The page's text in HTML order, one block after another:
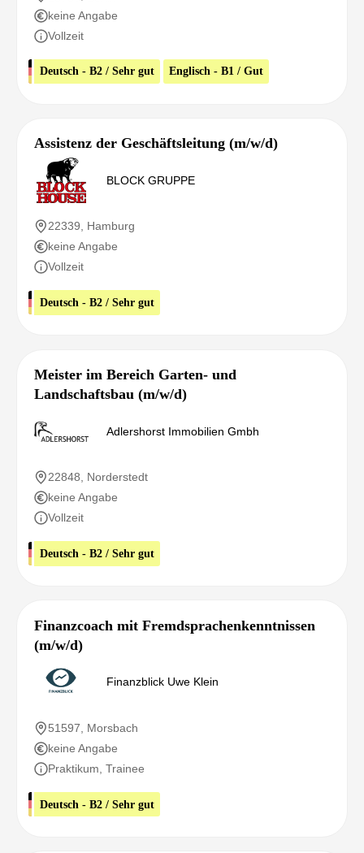
keine Angabe
Vollzeit
Deutsch - B2 / Sehr gut Englisch - B1 / Gut
Assistenz der Geschäftsleitung (m/w/d)
BLOCK GRUPPE
22339, Hamburg
keine Angabe
Vollzeit
Deutsch - B2 / Sehr gut
Meister im Bereich Garten- und
Landschaftsbau (m/w/d)
Adlershorst Immobilien Gmbh
22848, Norderstedt
keine Angabe
Vollzeit
Deutsch - B2 / Sehr gut
Finanzcoach mit Fremdsprachenkenntnissen
(m/w/d)
Finanzblick Uwe Klein
51597, Morsbach
keine Angabe
Praktikum, Trainee
Deutsch - B2 / Sehr gut